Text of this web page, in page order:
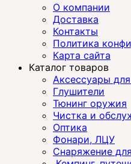
О компании
Доставка
Контакты
Политика
Карта сайта
Каталог товаров
Аксессуары
Глушители
Тюнинг оружия
Чистка и
Оптика
Фонари, ЛЦУ
Снаряжение